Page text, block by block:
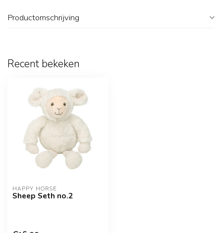
Productomschrijving
Recent bekeken
HAPPY HORSE
Sheep Seth no.2